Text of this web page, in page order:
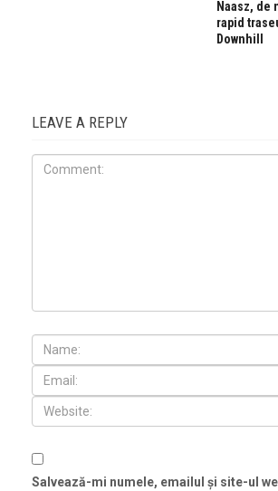
Naasz, de
rapid
Downhill
LEAVE A REPLY
Salvează-mi numele, emailul și site-ul